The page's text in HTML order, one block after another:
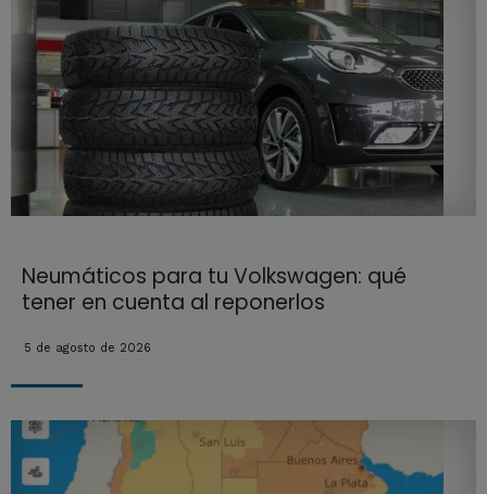
Neumáticos para tu Volkswagen: qué
tener en cuenta al reponerlos
5 de agosto de 2026